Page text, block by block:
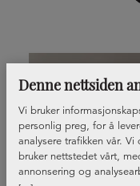
Denne nettsiden
Vi bruker
personlig preg, for å
analysere trafikken vår.
bruker nettstedet vårt,
annonsering og